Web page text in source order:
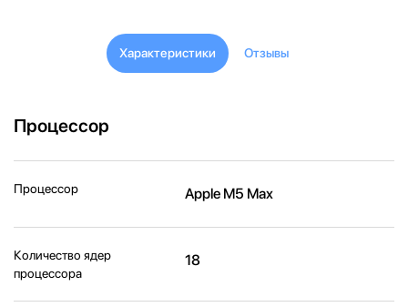
Характеристики Отзывы
Процессор
Процессор Apple M5 Max
Количество ядер
процессора
18